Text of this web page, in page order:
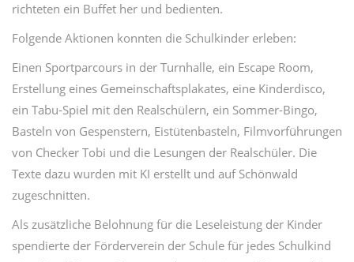
richteten ein Buffet her und bedienten.
Folgende Aktionen konnten die Schulkinder erleben:
Einen Sportparcours in der Turnhalle, ein Escape Room,
Erstellung eines Gemeinschaftsplakates, eine Kinderdisco,
ein Tabu-Spiel mit den Realschülern, ein Sommer-Bingo,
Basteln von Gespenstern, Eistütenbasteln, Filmvorführungen
von Checker Tobi und die Lesungen der Realschüler. Die
Texte dazu wurden mit KI erstellt und auf Schönwald
zugeschnitten.
Als zusätzliche Belohnung für die Leseleistung der Kinder
spendierte der Förderverein der Schule für jedes Schulkind